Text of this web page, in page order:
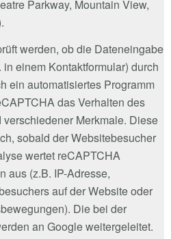
Parkway, Mountain View,
werden, ob die Dateneingabe
einem Kontaktformular) durch
ein automatisiertes Programm
das Verhalten des
Merkmale. Diese
sobald der Websitebesucher
wertet reCAPTCHA
aus (z.B. IP-Adresse,
auf der Website oder
Die bei der
an Google weitergeleitet.